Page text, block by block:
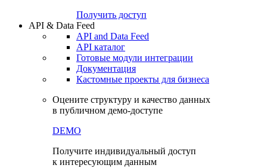
Получить доступ
API & Data Feed
API and Data Feed
API каталог
Готовые модули интеграции
Документация
Кастомные проекты для бизнеса
Оцените структуру и качество данных
в публичном демо-доступе
DEMO
Получите индивидуальный доступ
к интересующим данным